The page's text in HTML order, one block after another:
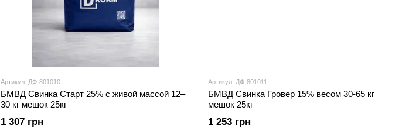
Артикул: ДФ-801010
БМВД Свинка Старт 25% с живой массой 12–
30 кг мешок 25кг
1 307 грн
Артикул: ДФ-801011
БМВД Свинка Гровер 15% весом 30-65 кг
мешок 25кг
1 253 грн